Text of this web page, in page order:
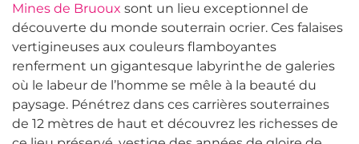
Mines de Bruoux sont un lieu exceptionnel de
découverte du monde souterrain ocrier. Ces falaises
vertigineuses aux couleurs flamboyantes
renferment un gigantesque labyrinthe de galeries
où le labeur de l’homme se mêle à la beauté du
paysage. Pénétrez dans ces carrières souterraines
de 12 mètres de haut et découvrez les richesses de